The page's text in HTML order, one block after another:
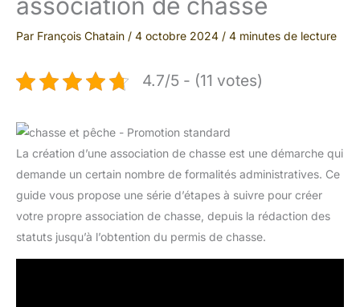
association de chasse
Par François Chatain / 4 octobre 2024 / 4 minutes de lecture
4.7/5 - (11 votes)
La création d’une association de chasse est une démarche qui
demande un certain nombre de formalités administratives. Ce
guide vous propose une série d’étapes à suivre pour créer
votre propre association de chasse, depuis la rédaction des
statuts jusqu’à l’obtention du permis de chasse.